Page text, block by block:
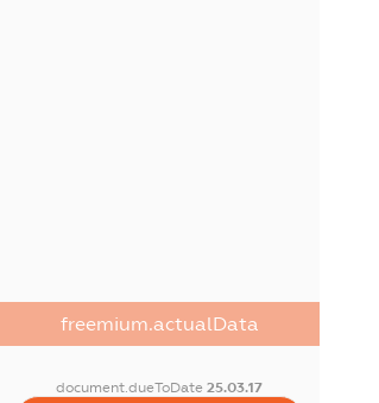
freemium.actualData
document.dueToDate25.03.17